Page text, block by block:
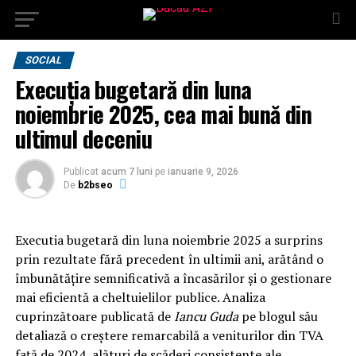
SOCIAL
Execuția bugetară din luna
noiembrie 2025, cea mai bună din
ultimul deceniu
Publicat acum 7 luni pe ianuarie 9, 2026
De b2bseo
Executia bugetară din luna noiembrie 2025 a surprins
prin rezultate fără precedent în ultimii ani, arătând o
îmbunătățire semnificativă a încasărilor și o gestionare
mai eficientă a cheltuielilor publice. Analiza
cuprinzătoare publicată de Iancu Gudape blogul său
detaliază o creștere remarcabilă a veniturilor din TVA